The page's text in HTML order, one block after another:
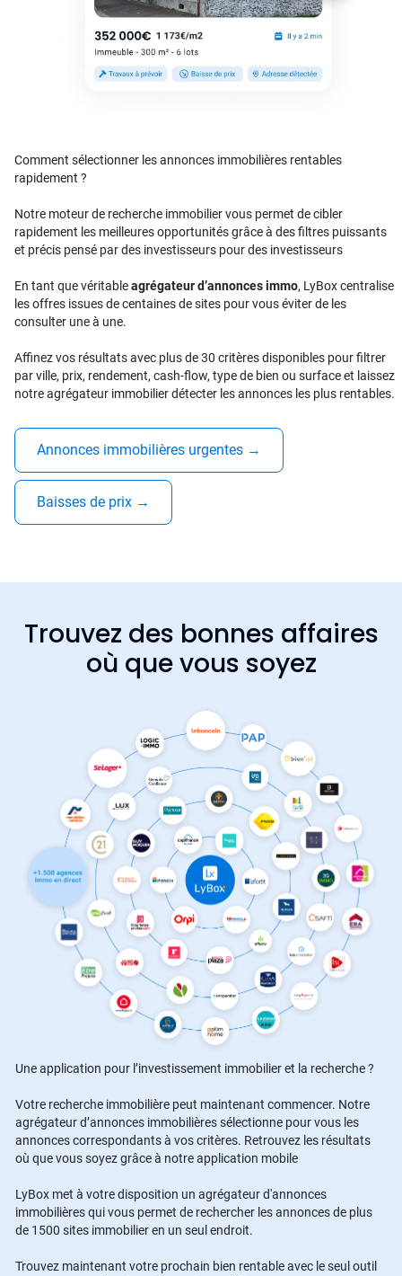
Comment sélectionner les annonces immobilières rentables
rapidement ?
Notre moteur de recherche immobilier vous permet de cibler
rapidement les meilleures opportunités grâce à des filtres puissants
et précis pensé par des investisseurs pour des investisseurs
En tant que véritableagrégateur d’annonces immo, LyBox centralise
les offres issues de centaines de sites pour vous éviter de les
consulter une à une.
Affinez vos résultats avec plus de 30 critères disponibles pour filtrer
par ville, prix, rendement, cash-flow, type de bien ou surface et laissez
notre agrégateur immobilier détecter les annonces les plus rentables.
Annonces immobilières urgentes →
Baisses de prix →
Trouvez des bonnes affaires
où que vous soyez
Une application pour l’investissement immobilier et la recherche ?
Votre recherche immobilière peut maintenant commencer. Notre
agrégateur d’annonces immobilières sélectionne pour vous les
annonces correspondants à vos critères. Retrouvez les résultats
où que vous soyez grâce à notre application mobile
LyBox met à votre disposition un agrégateur d'annonces
immobilières qui vous permet de rechercher les annonces de plus
de 1500 sites immobilier en un seul endroit.
Trouvez maintenant votre prochain bien rentable avec le seul outil